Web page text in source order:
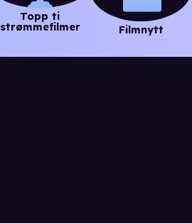
Topp ti
strømmefilmer
Filmnytt